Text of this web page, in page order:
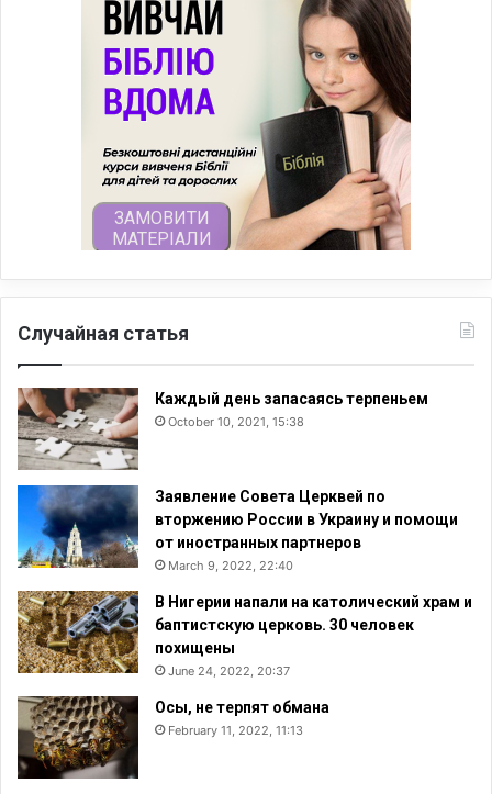
Случайная статья
Каждый день запасаясь терпеньем
October 10, 2021, 15:38
Заявление Совета Церквей по
вторжению России в Украину и помощи
от иностранных партнеров
March 9, 2022, 22:40
В Нигерии напали на католический храм и
баптистскую церковь. 30 человек
похищены
June 24, 2022, 20:37
Осы, не терпят обмана
February 11, 2022, 11:13